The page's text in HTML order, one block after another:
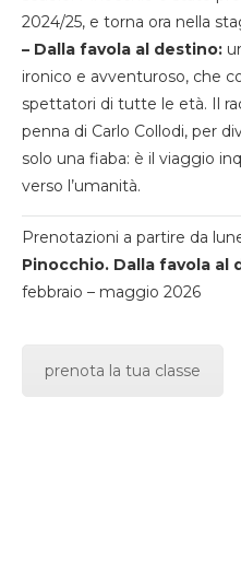
2024/25, e torna ora nella
– Dalla favola al destino:
ironico e avventuroso, che
spettatori di tutte le età. Il
penna di Carlo Collodi, per
solo una fiaba: è il viaggio
verso l’umanità.
Prenotazioni a partire da
Pinocchio. Dalla favola al
febbraio – maggio 2026
prenota la tua classe